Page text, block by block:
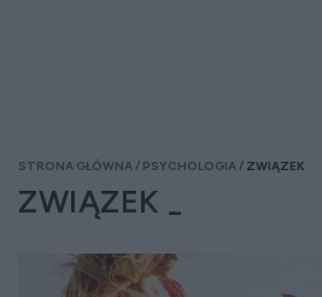
STRONA GŁÓWNA PSYCHOLOGIA ZWIĄZEK
ZWIĄZEK